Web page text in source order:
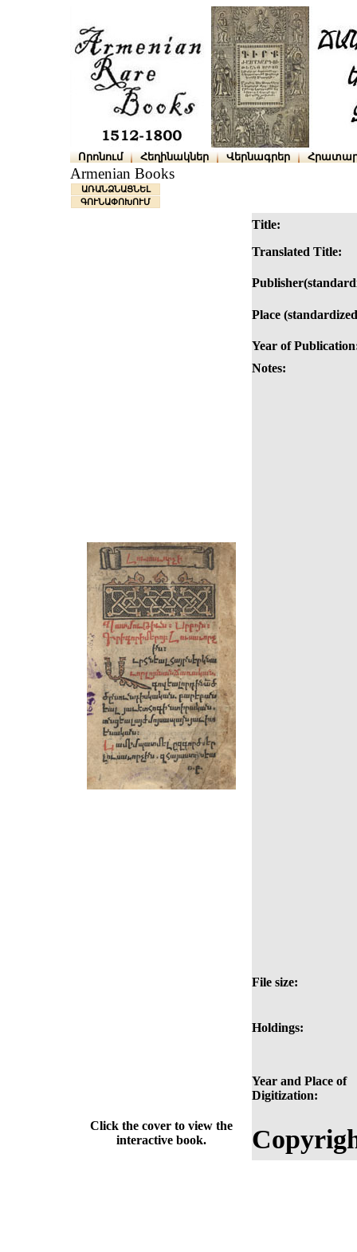
Որոնում Հեղինակներ Վերնագրեր
Armenian Books
ԱՌԱՆՁՆԱՑՆԵԼ
ԳՈՒՆԱՓՈԽՈՒՄ
Title:
Translated Title:
Place
Year of
Notes:
File size:
Holdings:
Year and Place of
Digitization:
Click the cover to view the
interactive book.